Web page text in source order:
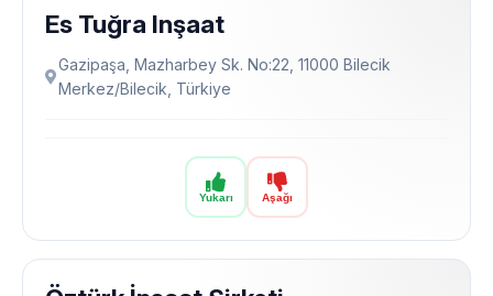
Yukarı Aşağı
Es Tuğra Inşaat
Gazipaşa, Mazharbey Sk. No:22, 11000 Bilecik
Merkez/Bilecik, Türkiye